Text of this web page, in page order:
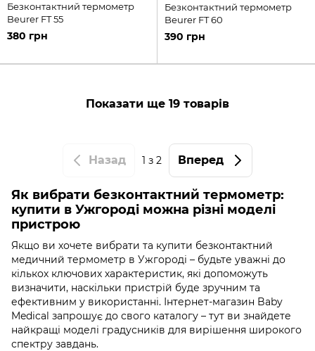
Безконтактний термометр
Beurer FT 55
380 грн
Безконтактний термометр
Beurer FT 60
390 грн
Показати ще 19 товарів
Назад 1 з 2 Вперед
Як вибрати безконтактний термометр:
купити в Ужгороді можна різні моделі
пристрою
Якщо ви хочете вибрати та купити безконтактний
медичний термометр в Ужгороді – будьте уважні до
кількох ключових характеристик, які допоможуть
визначити, наскільки пристрій буде зручним та
ефективним у використанні. Інтернет-магазин Baby
Medical запрошує до свого каталогу – тут ви знайдете
найкращі моделі градусників для вирішення широкого
спектру завдань.